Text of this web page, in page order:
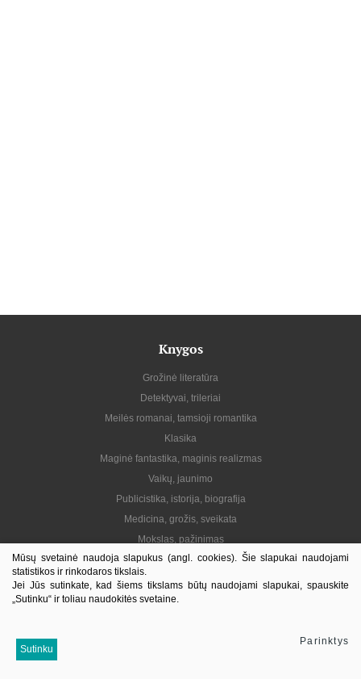
Knygos
Grožinė literatūra
Detektyvai, trileriai
Meilės romanai, tamsioji romantika
Klasika
Maginė fantastika, maginis realizmas
Vaikų, jaunimo
Publicistika, istorija, biografija
Medicina, grožis, sveikata
Mokslas, pažinimas
Praktinė, gyvenimo būdas
Lietuvių autoriai
El. knygos
Mūsų svetainė naudoja slapukus (angl. cookies). Šie slapukai naudojami
statistikos ir rinkodaros tikslais.
Jei Jūs sutinkate, kad šiems tikslams būtų naudojami slapukai, spauskite
„Sutinku“ ir toliau naudokitės svetaine.
Sutinku
Parinktys